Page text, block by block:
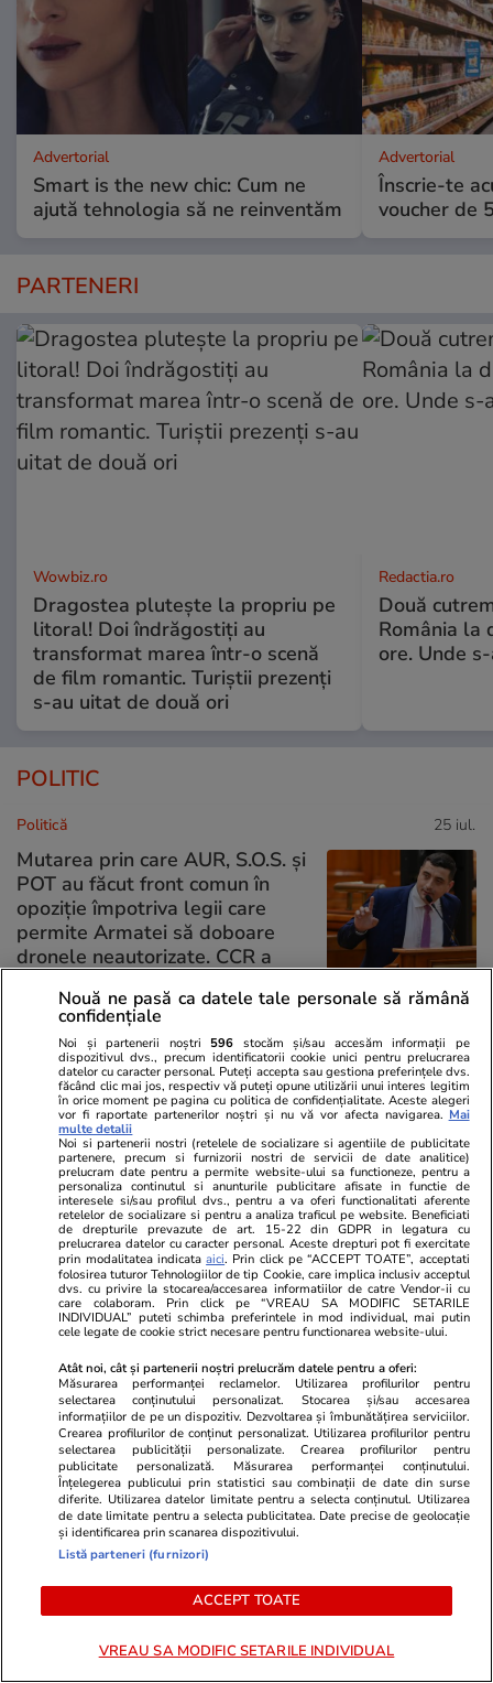
Advertorial
Smart is the new chic: Cum ne
ajută tehnologia să ne reinventăm
Advertorial
Înscrie-te
voucher de
PARTENERI
Wowbiz.ro
Dragostea plutește la propriu pe
litoral! Doi îndrăgostiți au
transformat marea într-o scenă
de film romantic. Turiștii prezenți
s-au uitat de două ori
Redactia.ro
Două
România la
ore. Unde
POLITIC
Politică 25 iul.
Mutarea prin care AUR, S.O.S. și
POT au făcut front comun în
opoziție împotriva legii care
permite Armatei să doboare
dronele neautorizate. CCR a
Politică 25 iul.
Cum a apărut Mirabela
Grădinaru la întâlnirea cu
președinta Indiei, Droupadi
Murmu, la Palatul Cotroceni.
Motivul pentru care a ales o
rochie galbenă
PARTENERI
ZiaruldeIasi.ro
Iașul, pe locul doi în România
au schimbat comunele
Fanatik.ro
„L-ar vota
Popovici
Nouă ne pasă ca datele tale personale să rămână
confidențiale
Noi și partenerii noștri 596 stocăm și/sau accesăm informații pe
dispozitivul dvs., precum identificatorii cookie unici pentru prelucrarea
datelor cu caracter personal. Puteți accepta sau gestiona preferințele dvs.
făcând clic mai jos, respectiv vă puteți opune utilizării unui interes legitim
în orice moment pe pagina cu politica de confidențialitate. Aceste alegeri
vor fi raportate partenerilor noștri și nu vă vor afecta navigarea. Mai
multe detalii
Noi si partenerii nostri (retelele de socializare si agentiile de publicitate
partenere, precum si furnizorii nostri de servicii de date analitice)
prelucram date pentru a permite website-ului sa functioneze, pentru a
personaliza continutul si anunturile publicitare afisate in functie de
interesele si/sau profilul dvs., pentru a va oferi functionalitati aferente
retelelor de socializare si pentru a analiza traficul pe website. Beneficiati
de drepturile prevazute de art. 15-22 din GDPR in legatura cu
prelucrarea datelor cu caracter personal. Aceste drepturi pot fi exercitate
prin modalitatea indicataaici. Prin click pe “ACCEPT TOATE”, acceptati
folosirea tuturor Tehnologiilor de tip Cookie, care implica inclusiv acceptul
dvs. cu privire la stocarea/accesarea informatiilor de catre Vendor-ii cu
care colaboram. Prin click pe “VREAU SA MODIFIC SETARILE
INDIVIDUAL” puteti schimba preferintele in mod individual, mai putin
cele legate de cookie strict necesare pentru functionarea website-ului.
Atât noi, cât și partenerii noștri prelucrăm datele pentru a oferi:
Măsurarea performanței reclamelor. Utilizarea profilurilor pentru
selectarea conținutului personalizat. Stocarea și/sau accesarea
informațiilor de pe un dispozitiv. Dezvoltarea și îmbunătățirea serviciilor.
Crearea profilurilor de conținut personalizat. Utilizarea profilurilor pentru
selectarea publicității personalizate. Crearea profilurilor pentru
publicitate personalizată. Măsurarea performanței conținutului.
Înțelegerea publicului prin statistici sau combinații de date din surse
diferite. Utilizarea datelor limitate pentru a selecta conținutul. Utilizarea
de date limitate pentru a selecta publicitatea. Date precise de geolocație
și identificarea prin scanarea dispozitivului.
Listă parteneri (furnizori)
ACCEPT TOATE
VREAU SA MODIFIC SETARILE INDIVIDUAL